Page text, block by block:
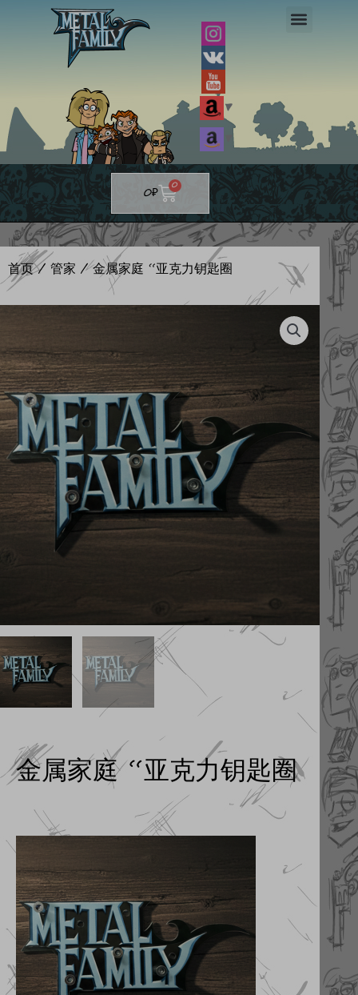
▼
0₽ 0
Cart
首页/ 管家 / 金属家庭 “亚克力钥匙圈
金属家庭 “亚克力钥匙圈